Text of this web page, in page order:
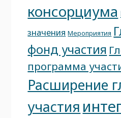
консорциума
значения Мероприятия
фонд участия
программа
Расширение
участия